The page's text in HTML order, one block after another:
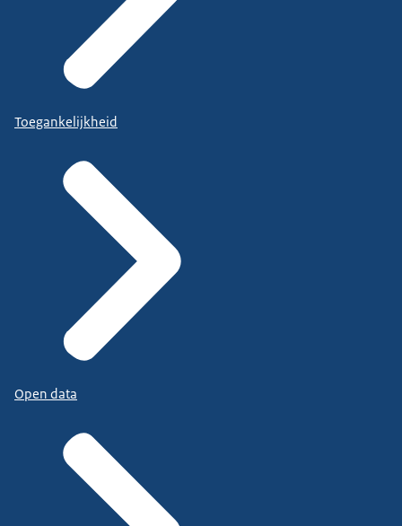
Toegankelijkheid
Open data